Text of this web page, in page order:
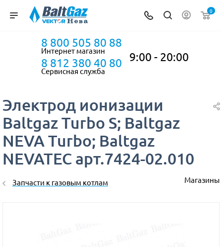
0
8 800 505 80 88
Интернет магазин
8 812 380 40 80
Сервисная служба
9:00 - 20:00
Электрод ионизации
Baltgaz Turbo S; Baltgaz
NEVA Turbo; Baltgaz
NEVATEC арт.7424-02.010
Запчасти к газовым котлам Магазины